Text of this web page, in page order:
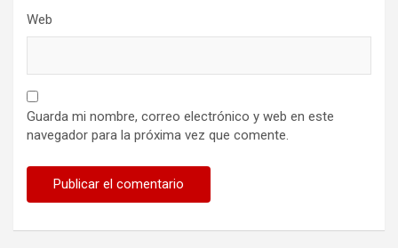
Web
Guarda mi nombre, correo electrónico y web en este
navegador para la próxima vez que comente.